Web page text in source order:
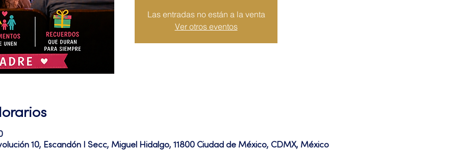
Las entradas no están a la venta
Ver otros eventos
10, Escandón I Secc, Miguel Hidalgo, 11800 Ciudad de México, CDMX, México